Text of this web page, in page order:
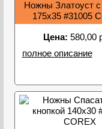
Ножны Златоуст с
175х35 #31005
Цена: 580,00
полное описание